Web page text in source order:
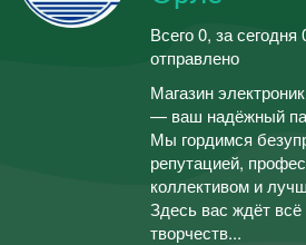
Всего 0, за
отправлено
Магазин
— ваш надёжный
Мы гордимся
репутацией,
коллективом и
Здесь вас ждёт
творчеств...